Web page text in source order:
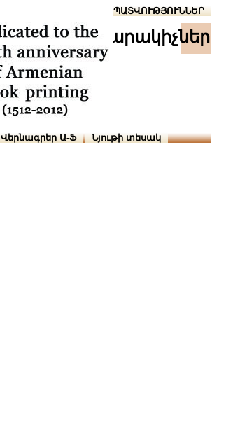
ՆԱԽԱՊԱՏՎՈՒԹՅՈՒՆՆԵՐ
հրատարակիչներ
Վերնագրեր Ա-Ֆ Նյութի տեսակ